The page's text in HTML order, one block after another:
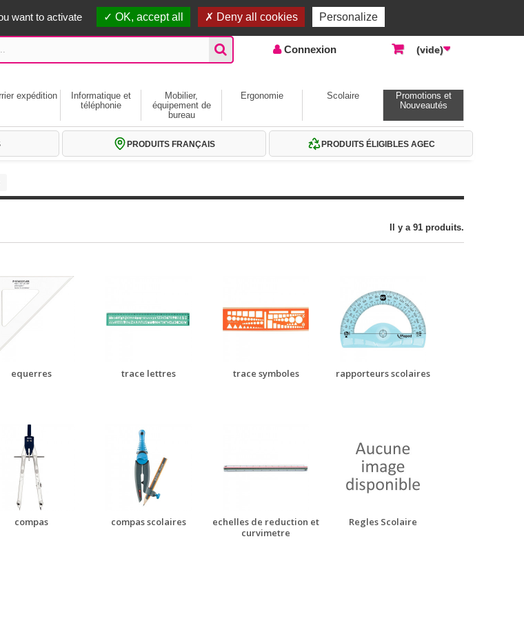
Accueil | Contactez-nous
Connexion (vide)
expédition
Informatique et
téléphonie
Mobilier,
équipement de
bureau
Ergonomie Scolaire
Promotions et
Nouveautés
PRODUITS FRANÇAIS PRODUITS ÉLIGIBLES AGEC
Il y a 91 produits.
equerres trace lettres trace symboles rapporteurs scolaires
compas compas scolaires
echelles de reduction et
curvimetre
Regles Scolaire
want to activate OK, accept all Deny all cookies Personalize